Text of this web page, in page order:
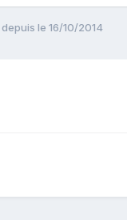
le 16/10/2014